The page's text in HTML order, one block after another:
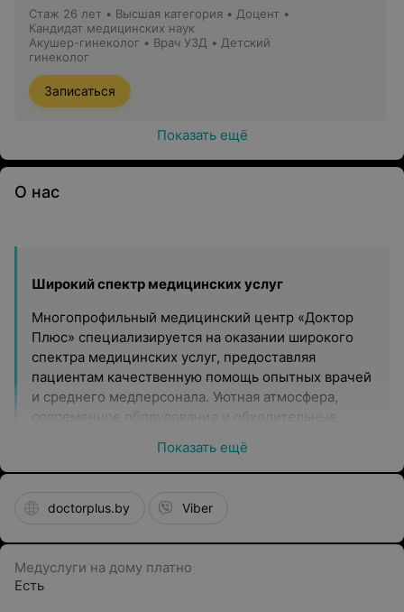
Стаж 26 лет • Высшая категория • Доцент •
Кандидат медицинских наук
Акушер-гинеколог • Врач УЗД • Детский
гинеколог
Записаться
Показать ещё
О нас
Широкий спектр медицинских услуг
Многопрофильный медицинский центр «Доктор
Плюс» специализируется на оказании широкого
спектра медицинских услуг, предоставляя
пациентам качественную помощь опытных врачей
и среднего медперсонала. Уютная атмосфера,
современное оборудование и обходительные
чтобы каждый пациент получил необходимую
помощь в комфортных условиях и без
Прием в центре ведут квалифицированные врачи с
большим опытом практической работы с высшей
Показать ещё
doctorplus.by Viber
Медуслуги на дому платно
Есть